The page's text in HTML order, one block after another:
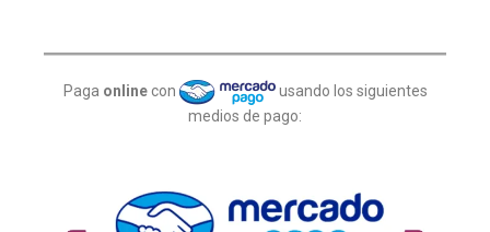
Paga online con
usando los siguientes
medios de pago: